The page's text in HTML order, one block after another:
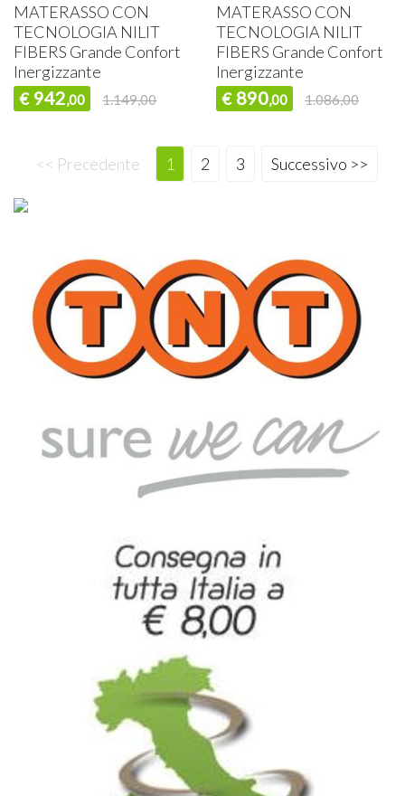
MATERASSO CON
TECNOLOGIA NILIT
FIBERS Grande Confort
Inergizzante
€ 942,00 1.149,00
MATERASSO CON
TECNOLOGIA NILIT
FIBERS Grande Confort
Inergizzante
€ 890,00 1.086,00
<< Precedente 1 2 3 Successivo >>